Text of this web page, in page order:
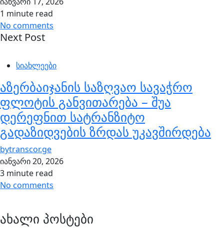
1 minute read
No comments
Next Post
სიახლეები
აზერბაიჯანის საზღვაო სავაჭრო
ფლოტის განვითარება – შუა
დერეფნით სატრანზიტო
გადაზიდვების ზრდას უკავშირდება
bytranscor.ge
იანვარი 20, 2026
3 minute read
No comments
ახალი პოსტები